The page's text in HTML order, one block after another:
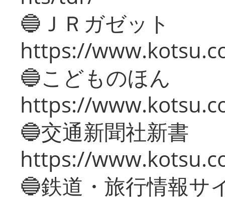
🔵ＪＲガゼット
https://
🔵こどものほん
https://
🔵交通新聞社新書
https://
🔵鉄道・旅行情報サ